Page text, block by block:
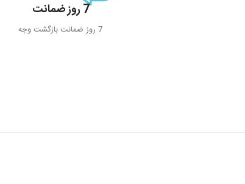
7 روز ضمانت
7 روز ضمانت بازگشت وجه